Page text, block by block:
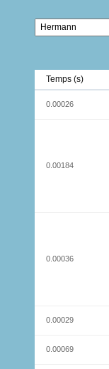
Temps (s)
0.00026
0.00184
0.00036
0.00029
0.00069